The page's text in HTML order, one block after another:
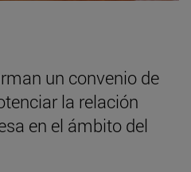
un convenio de
la relación
en el ámbito del